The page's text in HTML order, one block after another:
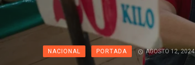
NACIONAL PORTADA AGOSTO 12, 2024